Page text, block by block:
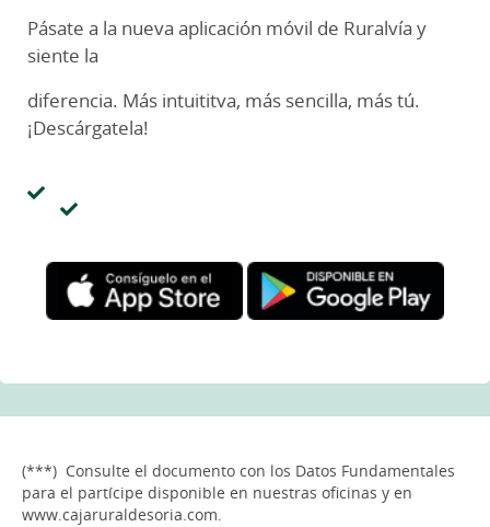
Pásate a la nueva aplicación móvil de Ruralvía y
siente la
diferencia. Más intuititva, más sencilla, más tú.
¡Descárgatela!
(***) Consulte el documento con los Datos Fundamentales
para el partícipe disponible en nuestras oficinas y en
www.cajaruraldesoria.com.